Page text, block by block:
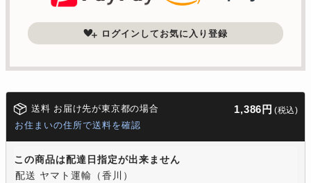
ログインしてお気に入り登録
送料 お届け先が東京都の場合 1,386円 (税込)
お住まいの住所で送料を確認
この商品は配達日指定が出来ません
配送 ヤマト運輸（香川）